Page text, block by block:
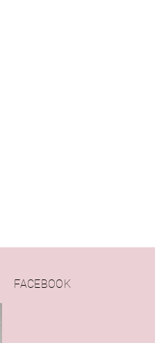
FACEBOOK